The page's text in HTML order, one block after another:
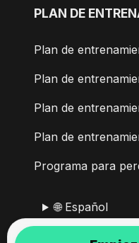
PLAN DE
Plan de
Plan de
Plan de
Plan de
Programa para
🌐 Español